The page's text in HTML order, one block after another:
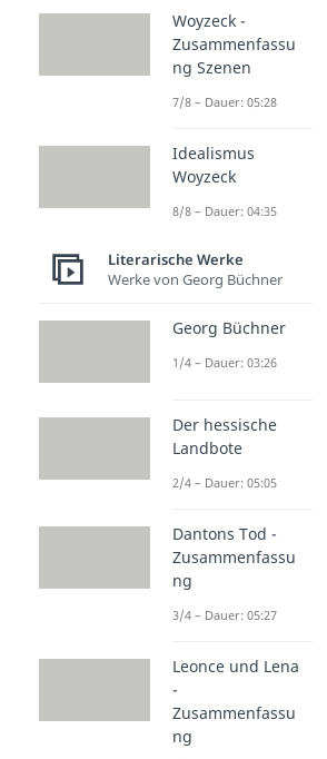
Woyzeck -
Zusammenfassu
ng Szenen
7/8 – Dauer: 05:28
Idealismus
Woyzeck
8/8 – Dauer: 04:35
Literarische Werke
Werke von Georg Büchner
Georg Büchner
1/4 – Dauer: 03:26
Der hessische
Landbote
2/4 – Dauer: 05:05
Dantons Tod -
Zusammenfassu
ng
3/4 – Dauer: 05:27
Leonce und Lena
-
Zusammenfassu
ng